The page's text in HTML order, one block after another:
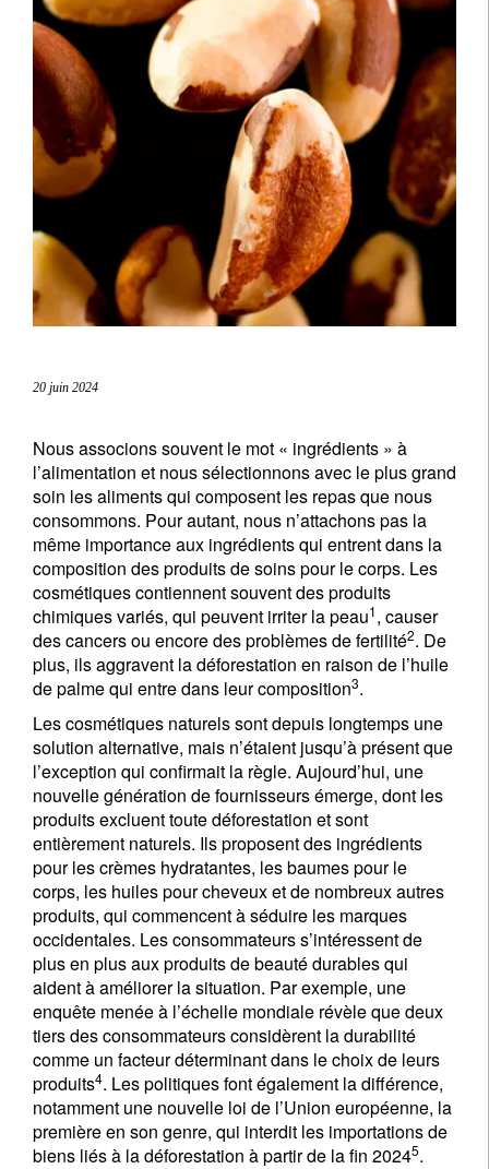
20 juin 2024
Nous associons souvent le mot « ingrédients » à
l’alimentation et nous sélectionnons avec le plus grand
soin les aliments qui composent les repas que nous
consommons. Pour autant, nous n’attachons pas la
même importance aux ingrédients qui entrent dans la
composition des produits de soins pour le corps. Les
cosmétiques contiennent souvent des produits
chimiques variés, qui peuvent irriter la peau1, causer
des cancers ou encore des problèmes de fertilité2. De
plus, ils aggravent la déforestation en raison de l’huile
de palme qui entre dans leur composition3.
Les cosmétiques naturels sont depuis longtemps une
solution alternative, mais n’étaient jusqu’à présent que
l’exception qui confirmait la règle. Aujourd’hui, une
nouvelle génération de fournisseurs émerge, dont les
produits excluent toute déforestation et sont
entièrement naturels. Ils proposent des ingrédients
pour les crèmes hydratantes, les baumes pour le
corps, les huiles pour cheveux et de nombreux autres
produits, qui commencent à séduire les marques
occidentales. Les consommateurs s’intéressent de
plus en plus aux produits de beauté durables qui
aident à améliorer la situation. Par exemple, une
enquête menée à l’échelle mondiale révèle que deux
tiers des consommateurs considèrent la durabilité
comme un facteur déterminant dans le choix de leurs
produits4. Les politiques font également la différence,
notamment une nouvelle loi de l’Union européenne, la
première en son genre, qui interdit les importations de
biens liés à la déforestation à partir de la fin 20245.